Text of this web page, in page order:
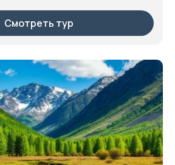
Смотреть тур